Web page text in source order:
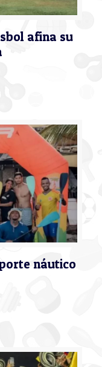
afina su
náutico